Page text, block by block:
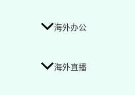
海外办公
海外直播